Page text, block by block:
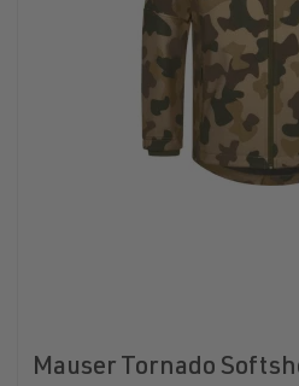
Mauser Tornado